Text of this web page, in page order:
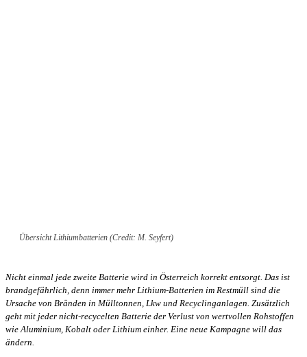
Übersicht Lithiumbatterien (Credit: M. Seyfert)
Nicht einmal jede zweite Batterie wird in Österreich korrekt entsorgt. Das ist
brandgefährlich, denn immer mehr Lithium-Batterien im Restmüll sind die
Ursache von Bränden in Mülltonnen, Lkw und Recyclinganlagen. Zusätzlich
geht mit jeder nicht-recycelten Batterie der Verlust von wertvollen Rohstoffen
wie Aluminium, Kobalt oder Lithium einher. Eine neue Kampagne will das
ändern.